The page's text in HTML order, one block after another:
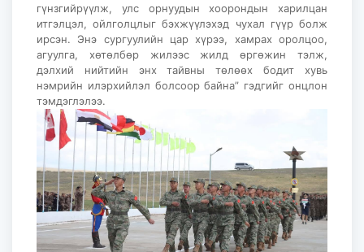
гүнзгийрүүлж, улс орнуудын хоорондын харилцан
итгэлцэл, ойлголцлыг бэхжүүлэхэд чухал гүүр болж
ирсэн. Энэ сургуулийн цар хүрээ, хамрах оролцоо,
агуулга, хөтөлбөр жилээс жилд өргөжин тэлж,
дэлхий нийтийн энх тайвны төлөөх бодит хувь
нэмрийн илэрхийлэл болсоор байна” гэдгийг онцлон
тэмдэглэлээ.